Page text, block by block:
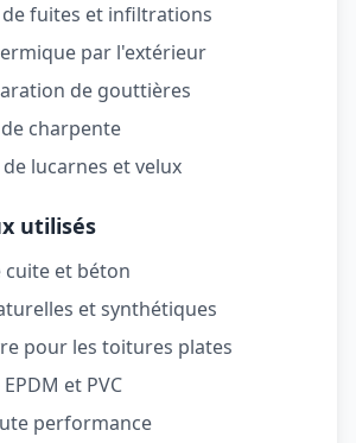
fuites et infiltrations
par l'extérieur
de gouttières
charpente
lucarnes et velux
utilisés
cuite et béton
et synthétiques
pour les toitures plates
et PVC
performance